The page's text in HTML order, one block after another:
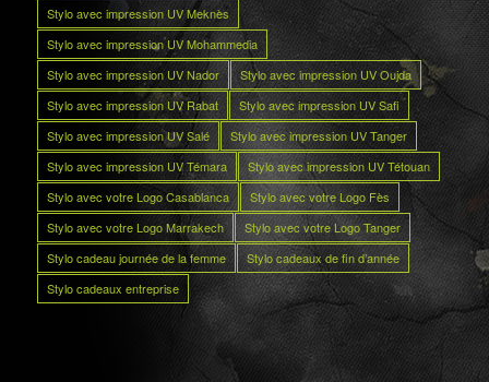
Stylo avec impression UV Meknès
Stylo avec impression UV Mohammedia
Stylo avec impression UV Nador
Stylo avec impression UV Oujda
Stylo avec impression UV Rabat
Stylo avec impression UV Safi
Stylo avec impression UV Salé
Stylo avec impression UV Tanger
Stylo avec impression UV Témara
Stylo avec impression UV Tétouan
Stylo avec votre Logo Casablanca
Stylo avec votre Logo Fès
Stylo avec votre Logo Marrakech
Stylo avec votre Logo Tanger
Stylo cadeau journée de la femme
Stylo cadeaux de fin d’année
Stylo cadeaux entreprise